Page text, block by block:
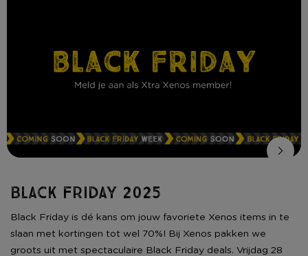
Black Friday 2025
Black Friday is dé kans om jouw favoriete Xenos items in te
slaan met kortingen tot wel 70%! Bij Xenos pakken we
groots uit met spectaculaire Black Friday deals. Vrijdag 28